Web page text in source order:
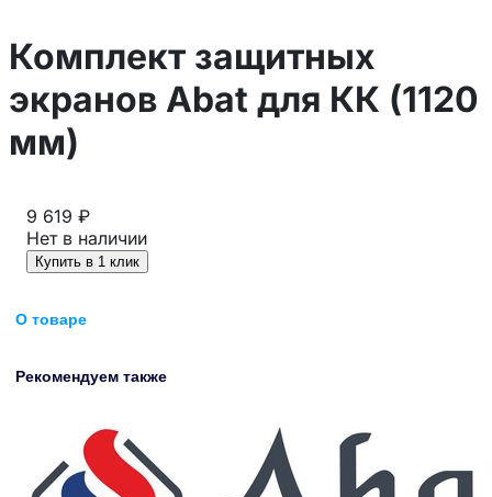
Комплект защитных
экранов Abat для КК (1120
мм)
9 619 ₽
Нет в наличии
Купить в 1 клик
О товаре
Рекомендуем также